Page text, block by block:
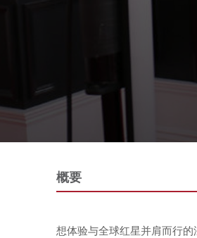
概要
想体验与全球红星并肩而行